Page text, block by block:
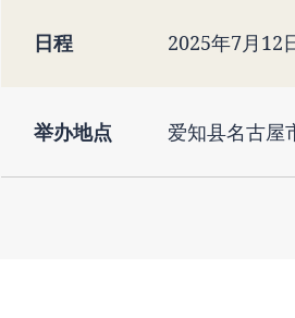
日程 2025年7月12
举办地点 爱知县名古屋